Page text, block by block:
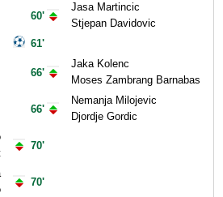
60'
61'
66'
66'
70'
70'
Jasa Martincic
Stjepan Davidovic
Jaka Kolenc
Moses Zambrang Barnabas
Nemanja Milojevic
Djordje Gordic